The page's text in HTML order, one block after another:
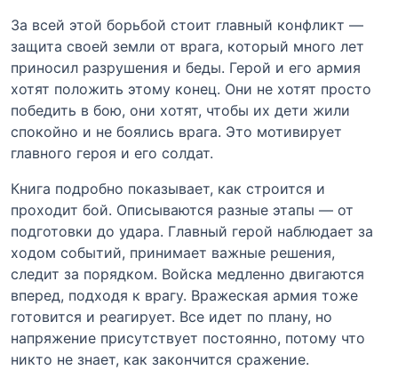
За всей этой борьбой стоит главный конфликт —
защита своей земли от врага, который много лет
приносил разрушения и беды. Герой и его армия
хотят положить этому конец. Они не хотят просто
победить в бою, они хотят, чтобы их дети жили
спокойно и не боялись врага. Это мотивирует
главного героя и его солдат.
Книга подробно показывает, как строится и
проходит бой. Описываются разные этапы — от
подготовки до удара. Главный герой наблюдает за
ходом событий, принимает важные решения,
следит за порядком. Войска медленно двигаются
вперед, подходя к врагу. Вражеская армия тоже
готовится и реагирует. Все идет по плану, но
напряжение присутствует постоянно, потому что
никто не знает, как закончится сражение.